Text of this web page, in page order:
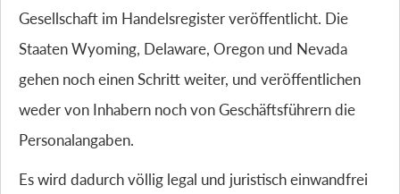
Gesellschaft im Handelsregister veröffentlicht. Die
Staaten Wyoming, Delaware, Oregon und Nevada
gehen noch einen Schritt weiter, und veröffentlichen
weder von Inhabern noch von Geschäftsführern die
Personalangaben.
Es wird dadurch völlig legal und juristisch einwandfrei